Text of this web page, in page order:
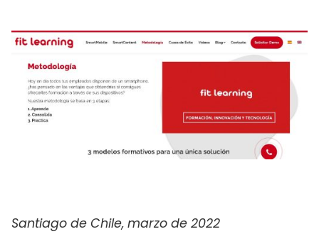
Santiago de Chile, marzo de 2022